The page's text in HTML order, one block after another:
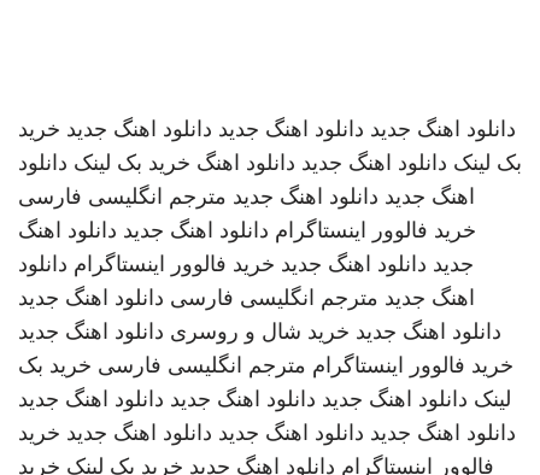
دانلود اهنگ جدید دانلود اهنگ جدید دانلود اهنگ جدید خرید
بک لینک دانلود اهنگ جدید دانلود اهنگ خرید بک لینک دانلود
اهنگ جدید دانلود اهنگ جدید مترجم انگلیسی فارسی
خرید فالوور اینستاگرام دانلود اهنگ جدید دانلود اهنگ
جدید دانلود اهنگ جدید خرید فالوور اینستاگرام دانلود
اهنگ جدید مترجم انگلیسی فارسی دانلود اهنگ جدید
دانلود اهنگ جدید خرید شال و روسری دانلود اهنگ جدید
خرید فالوور اینستاگرام مترجم انگلیسی فارسی خرید بک
لینک دانلود اهنگ جدید دانلود اهنگ جدید دانلود اهنگ جدید
دانلود اهنگ جدید دانلود اهنگ جدید دانلود اهنگ جدید خرید
فالوور اینستاگرام دانلود اهنگ جدید خرید بک لینک خرید